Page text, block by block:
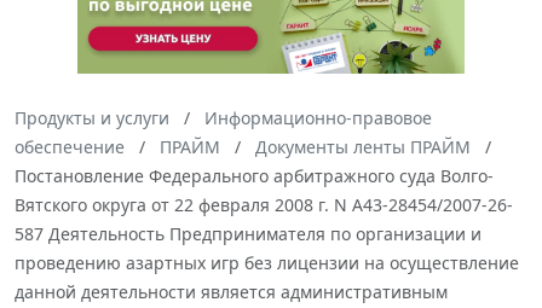
Продукты и услуги
Информационно-правовое
обеспечение
ПРАЙМ
Документы ленты ПРАЙМ
Постановление Федерального арбитражного суда Волго-
Вятского округа от 22 февраля 2008 г. N А43-28454/2007-26-
587 Деятельность Предпринимателя по организации и
проведению азартных игр без лицензии на осуществление
данной деятельности является административным